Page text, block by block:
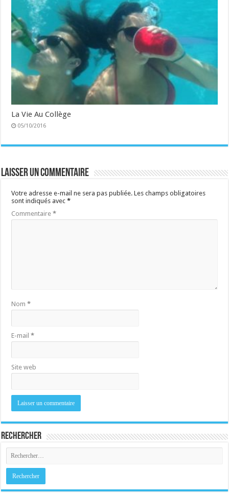
La Vie Au Collège
05/10/2016
Laisser un commentaire
Votre adresse e-mail ne sera pas publiée. Les champs obligatoires
sont indiqués avec*
Commentaire*
Nom*
E-mail*
Site web
Rechercher